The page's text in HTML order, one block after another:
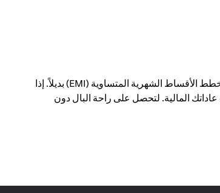
يمكن أن يؤدي الدفع مقابل عمليات شراء كبيرة في معاملة واحدة إلى إحداث فجوة في ميزانيتك الشهرية - وإرهاقك. تقدم خطط الأقساط الشهرية المتساوية (EMI) بديلاً. إذا
المالية. لتحصل على راحة البال دون